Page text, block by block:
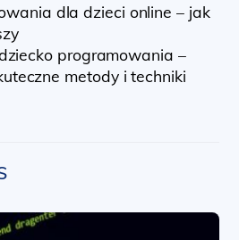
dla dzieci online – jak
programowania –
metody i techniki